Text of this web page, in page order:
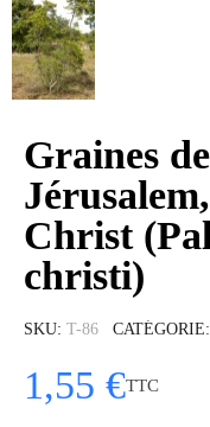
Graines
Christ
christi)
SKU T-86 CATÉGORIE
1,55 €TTC